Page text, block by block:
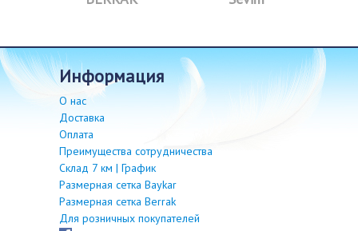
информация
О нас
Доставка
Оплата
Преимущества сотрудничества
Склад 7 км | График
Размерная сетка Baykar
Размерная сетка Berrak
Для розничных покупателей